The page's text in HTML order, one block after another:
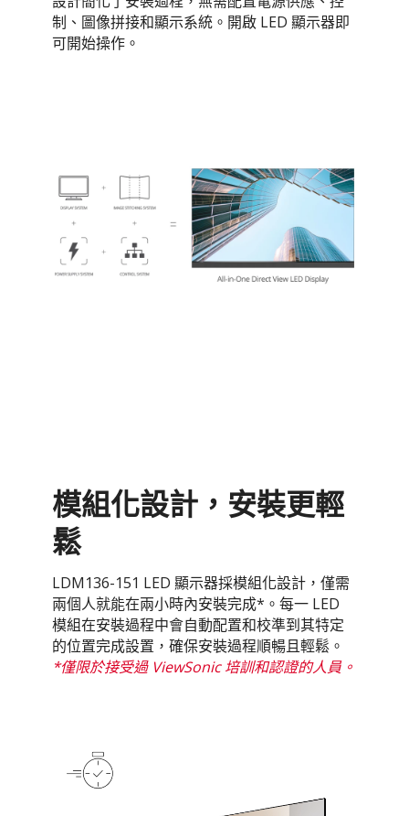
制、圖像拼接和顯示系統。開啟 LED 顯示器即
可開始操作。
模組化設計，安裝更輕
鬆
LDM136-151 LED 顯示器採模組化設計，僅需
兩個人就能在兩小時內安裝完成*。每一 LED
模組在安裝過程中會自動配置和校準到其特定
的位置完成設置，確保安裝過程順暢且輕鬆。
*僅限於接受過 ViewSonic 培訓和認證的人員。